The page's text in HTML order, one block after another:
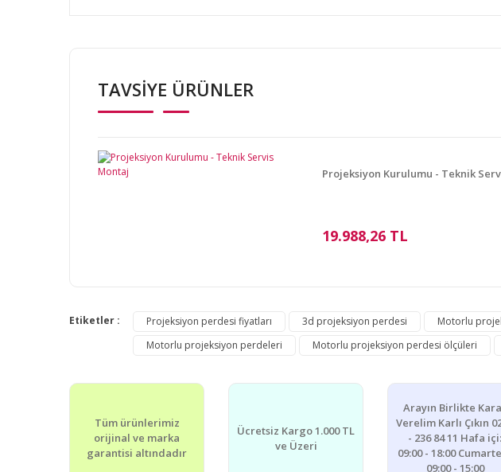
Ürün resmi kalitesiz, bozuk veya görüntülenemiyor.
Ürün açıklamasında eksik bilgiler bulunuyor.
Ürün fiyatı diğer sitelerden daha pahalı.
Bu ürüne benzer farklı alternatifler olmalı.
TAVSİYE ÜRÜNLER
Projeksiyon Kurulumu - Teknik
19.988,26 TL
Etiketler : Projeksiyon perdesi fiyatları 3d projeksiyon perdesi Motorlu
Motorlu projeksiyon perdeleri
Motorlu projeksiyon perdesi ölçüleri
Tüm ürünlerimiz
orijinal ve marka
garantisi altındadır
Ücretsiz Kargo 1.000 TL
ve Üzeri
Arayın Birlikte
Verelim Karlı Çıkın
- 236 84 11 Hafa içi:
09:00 - 18:00
09:00 - 15:00